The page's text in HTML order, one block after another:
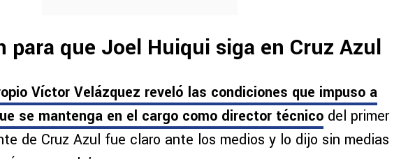
para que Joel Huiqui siga en Cruz Azul
Víctor Velázquez reveló las condiciones que impuso a
se mantenga en el cargo como director técnico del primer
de Cruz Azul fue claro ante los medios y lo dijo sin medias